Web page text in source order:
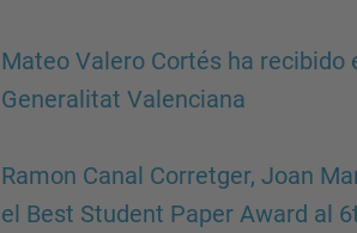
Mateo Valero Cortés ha recibido
Generalitat Valenciana
Ramon Canal Corretger, Joan
el Best Student Paper Award al